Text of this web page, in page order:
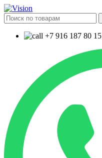
+7 916 187 80 15